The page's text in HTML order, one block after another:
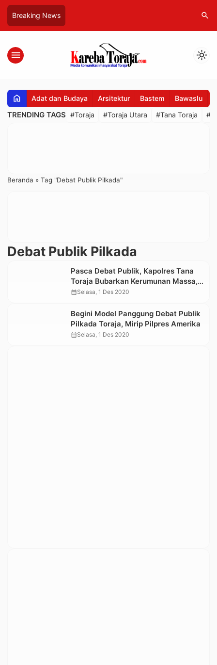
Breaking News search
menu light_mode
home Adat dan Budaya Arsitektur Bastem Bawaslu
TRENDING TAGS #Toraja #Toraja Utara #Tana Toraja
Beranda » Tag "Debat Publik Pilkada"
Debat Publik Pilkada
Pasca Debat Publik, Kapolres Tana
Toraja Bubarkan Kerumunan Massa,
Diduga Pendukung Paslon
calendar_monthSelasa, 1 Des 2020
Begini Model Panggung Debat Publik
Pilkada Toraja, Mirip Pilpres Amerika
calendar_monthSelasa, 1 Des 2020